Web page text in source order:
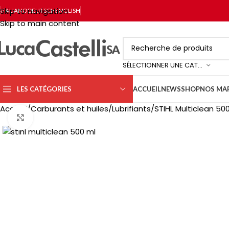
Skip to navigation
Skip to main content
ITALIANODEUTSCHENGLISH
SÉLECTIONNER UNE CATÉGORIE
LES CATÉGORIES ACCUEILNEWSSHOPNOS
Accueil Carburants et huiles Lubrifiants STIHL Multiclean